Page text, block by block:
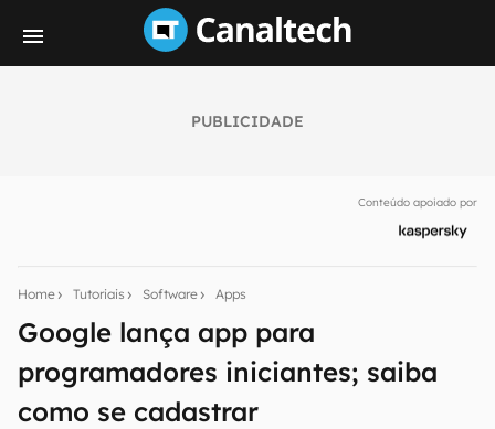
PUBLICIDADE
Conteúdo apoiado por
Home Tutoriais Software Apps
Google lança app para
programadores iniciantes; saiba
como se cadastrar
notícias e reviews sobre tecnologia em primeira
inscreva-se